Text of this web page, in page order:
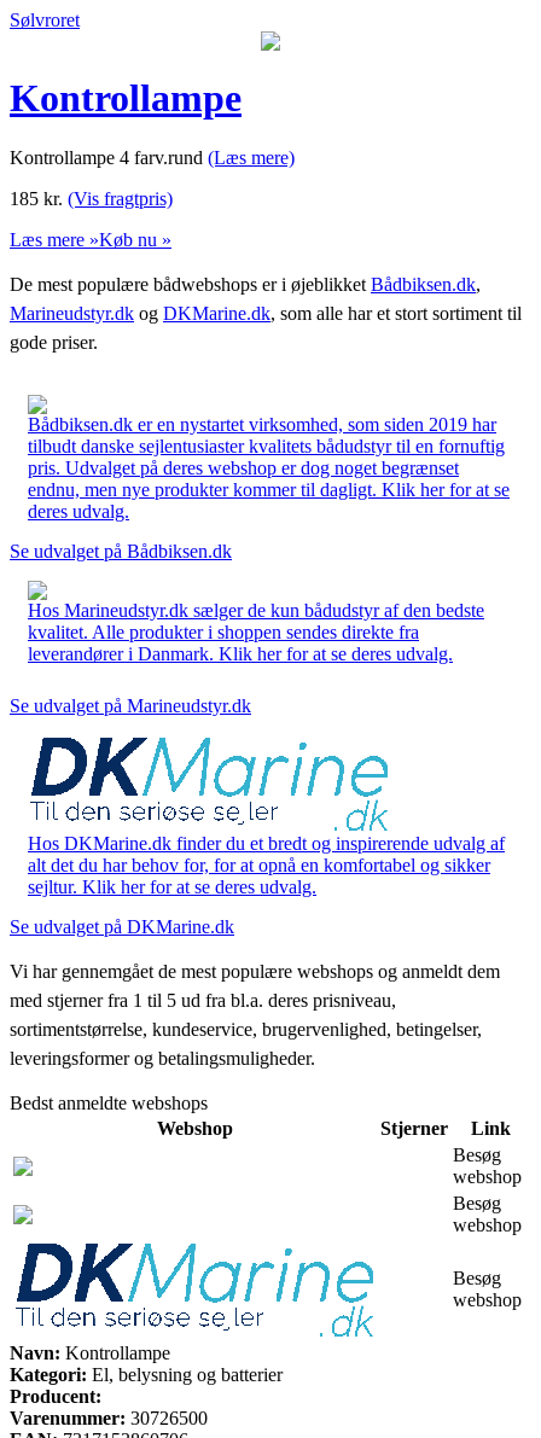
Sølvroret
Kontrollampe
Kontrollampe 4 farv.rund (Læs mere)
185 kr. (Vis fragtpris)
Læs mere »Køb nu »
De mest populære bådwebshops er i øjeblikket Bådbiksen.dk,
Marineudstyr.dk og DKMarine.dk, som alle har et stort sortiment til
gode priser.
Bådbiksen.dk er en nystartet virksomhed, som siden 2019 har
tilbudt danske sejlentusiaster kvalitets bådudstyr til en fornuftig
pris. Udvalget på deres webshop er dog noget begrænset
endnu, men nye produkter kommer til dagligt. Klik her for at se
deres udvalg.
Se udvalget på Bådbiksen.dk
Hos Marineudstyr.dk sælger de kun bådudstyr af den bedste
kvalitet. Alle produkter i shoppen sendes direkte fra
leverandører i Danmark. Klik her for at se deres udvalg.
Se udvalget på Marineudstyr.dk
Hos DKMarine.dk finder du et bredt og inspirerende udvalg af
alt det du har behov for, for at opnå en komfortabel og sikker
sejltur. Klik her for at se deres udvalg.
Se udvalget på DKMarine.dk
Vi har gennemgået de mest populære webshops og anmeldt dem
med stjerner fra 1 til 5 ud fra bl.a. deres prisniveau,
sortimentstørrelse, kundeservice, brugervenlighed, betingelser,
leveringsformer og betalingsmuligheder.
Bedst anmeldte webshops
Webshop
Stjerner
Link
Besøg
webshop
Besøg
webshop
Besøg
webshop
Navn: Kontrollampe
Kategori: El, belysning og batterier
Producent:
Varenummer: 30726500